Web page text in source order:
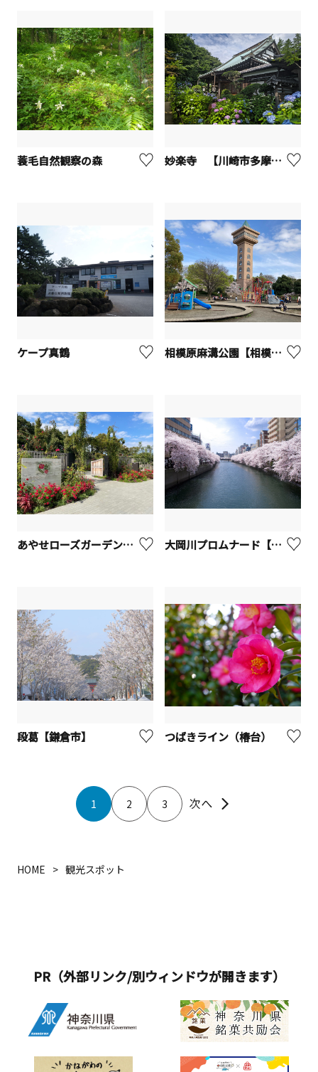
蓑毛自然観察の森 妙楽寺 【川崎市多摩区】
ケープ真鶴 相模原麻溝公園【相模原市】
あやせローズガーデン【綾瀬市】 大岡川プロムナード【横浜市】
段葛【鎌倉市】 つばきライン（椿台）
1 2 3
HOME 観光スポット
PR（外部リンク/別ウィンドウが開きます）